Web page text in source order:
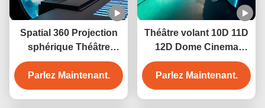
Spatial 360 Projection
sphérique Théâtre
Cinéma Projection
Dôme Écran
Parlez Maintenant.
Théâtre volant 10D 11D
12D Dome Cinema
Simulateur de
mouvement de réalité
virtuelle
Parlez Maintenant.